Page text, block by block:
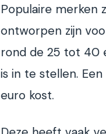
Populaire merken
ontworpen zijn
rond de 25 tot 40
is in te stellen.
euro kost.